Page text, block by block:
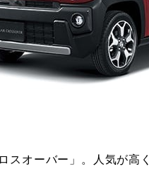
スオーバー」。人気が高